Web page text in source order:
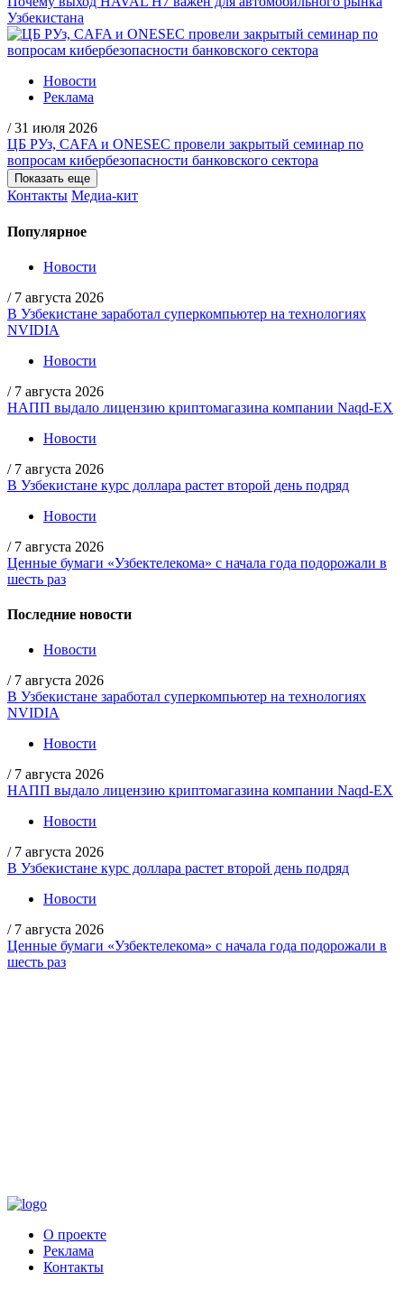
Узбекистана
Новости
Реклама
/ 31 июля 2026
ЦБ РУз, CAFA и ONESEC провели закрытый семинар по
вопросам кибербезопасности банковского сектора
Показать еще
Контакты Медиа-кит
Популярное
Новости
/ 7 августа 2026
В Узбекистане заработал суперкомпьютер на технологиях
NVIDIA
Новости
/ 7 августа 2026
НАПП выдало лицензию криптомагазина компании Naqd-EX
Новости
/ 7 августа 2026
В Узбекистане курс доллара растет второй день подряд
Новости
/ 7 августа 2026
Ценные бумаги «Узбектелекома» с начала года подорожали в
шесть раз
Последние новости
Новости
/ 7 августа 2026
В Узбекистане заработал суперкомпьютер на технологиях
NVIDIA
Новости
/ 7 августа 2026
НАПП выдало лицензию криптомагазина компании Naqd-EX
Новости
/ 7 августа 2026
В Узбекистане курс доллара растет второй день подряд
Новости
/ 7 августа 2026
Ценные бумаги «Узбектелекома» с начала года подорожали в
шесть раз
О проекте
Реклама
Контакты